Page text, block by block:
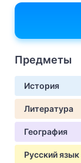
Предметы
История
Литература
География
Русский язык